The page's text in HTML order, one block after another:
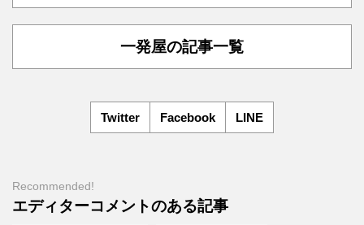
一発屋の記事一覧
Twitter Facebook LINE
Recommended!
エディターコメントのある記事